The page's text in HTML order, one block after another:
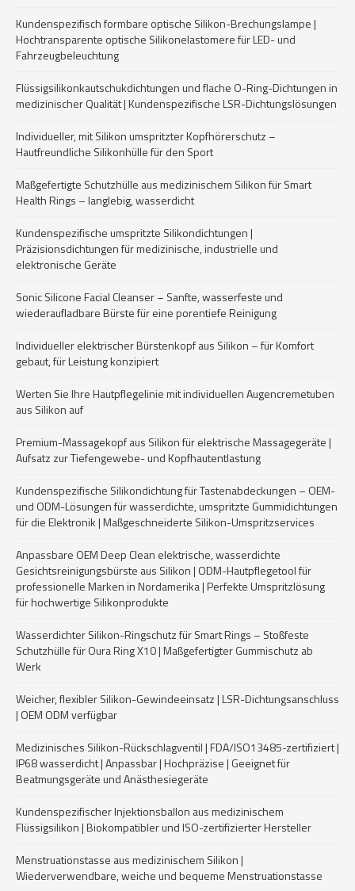
Kundenspezifisch formbare optische Silikon-Brechungslampe |
Hochtransparente optische Silikonelastomere für LED- und
Fahrzeugbeleuchtung
Flüssigsilikonkautschukdichtungen und flache O-Ring-Dichtungen in
medizinischer Qualität | Kundenspezifische LSR-Dichtungslösungen
Individueller, mit Silikon umspritzter Kopfhörerschutz –
Hautfreundliche Silikonhülle für den Sport
Maßgefertigte Schutzhülle aus medizinischem Silikon für Smart
Health Rings – langlebig, wasserdicht
Kundenspezifische umspritzte Silikondichtungen |
Präzisionsdichtungen für medizinische, industrielle und
elektronische Geräte
Sonic Silicone Facial Cleanser – Sanfte, wasserfeste und
wiederaufladbare Bürste für eine porentiefe Reinigung
Individueller elektrischer Bürstenkopf aus Silikon – für Komfort
gebaut, für Leistung konzipiert
Werten Sie Ihre Hautpflegelinie mit individuellen Augencremetuben
aus Silikon auf
Premium-Massagekopf aus Silikon für elektrische Massagegeräte |
Aufsatz zur Tiefengewebe- und Kopfhautentlastung
Kundenspezifische Silikondichtung für Tastenabdeckungen – OEM-
und ODM-Lösungen für wasserdichte, umspritzte Gummidichtungen
für die Elektronik | Maßgeschneiderte Silikon-Umspritzservices
Anpassbare OEM Deep Clean elektrische, wasserdichte
Gesichtsreinigungsbürste aus Silikon | ODM-Hautpflegetool für
professionelle Marken in Nordamerika | Perfekte Umspritzlösung
für hochwertige Silikonprodukte
Wasserdichter Silikon-Ringschutz für Smart Rings – Stoßfeste
Schutzhülle für Oura Ring X10 | Maßgefertigter Gummischutz ab
Werk
Weicher, flexibler Silikon-Gewindeeinsatz | LSR-Dichtungsanschluss
| OEM ODM verfügbar
Medizinisches Silikon-Rückschlagventil | FDA/ISO13485-zertifiziert |
IP68 wasserdicht | Anpassbar | Hochpräzise | Geeignet für
Beatmungsgeräte und Anästhesiegeräte
Kundenspezifischer Injektionsballon aus medizinischem
Flüssigsilikon | Biokompatibler und ISO-zertifizierter Hersteller
Menstruationstasse aus medizinischem Silikon |
Wiederverwendbare, weiche und bequeme Menstruationstasse